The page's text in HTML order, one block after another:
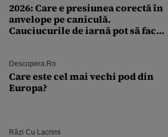
2026: Care e presiunea corectă în
anvelope pe caniculă.
Cauciucurile de iarnă pot să facă
Descopera.ro
Care este cel mai vechi pod din
Europa?
Râzi Cu Lacrimi